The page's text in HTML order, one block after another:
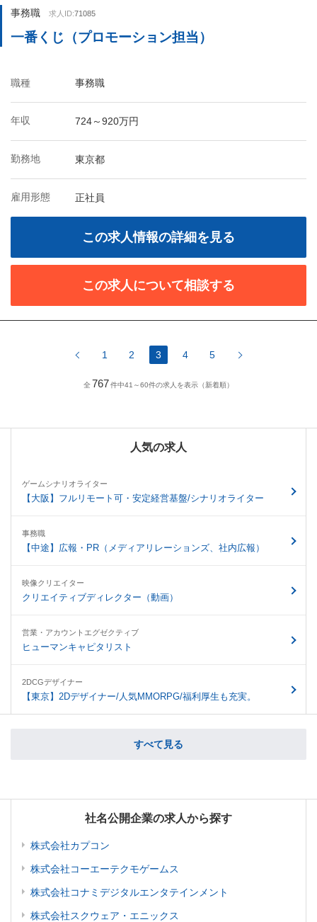
事務職 求人ID:71085
一番くじ（プロモーション担当）
職種 事務職
年収 724～920万円
勤務地 東京都
雇用形態 正社員
この求人情報の詳細を見る
この求人について相談する
1 2 3 4 5
全767件中41～60件の求人を表示（新着順）
人気の求人
ゲームシナリオライター
【大阪】フルリモート可・安定経営基盤/シナリオライター
事務職
【中途】広報・PR（メディアリレーションズ、社内広報）
映像クリエイター
クリエイティブディレクター（動画）
営業・アカウントエグゼクティブ
ヒューマンキャピタリスト
2DCGデザイナー
【東京】2Dデザイナー/人気MMORPG/福利厚生も充実。
すべて見る
社名公開企業の求人から探す
株式会社カプコン
株式会社コーエーテクモゲームス
株式会社コナミデジタルエンタテインメント
株式会社スクウェア・エニックス